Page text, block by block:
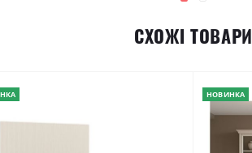
СХОЖІ ТОВАРИ
НОВИНКА